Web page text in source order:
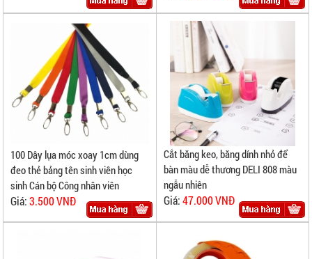
100 Dây lụa móc xoay 1cm dùng
đeo thẻ bảng tên sinh viên học
sinh Cán bộ Công nhân viên
Giá:3.500 VNĐ
Cắt băng keo, băng dính nhỏ để
bàn màu dễ thương DELI 808 màu
ngẫu nhiên
Giá:47.000 VNĐ